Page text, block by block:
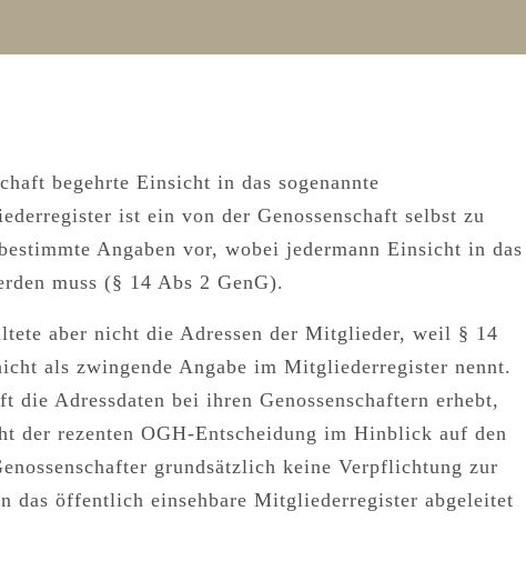
begehrte Einsicht in das sogenannte
ist ein von der Genossenschaft selbst zu
Angaben vor, wobei jedermann Einsicht in das
muss (§ 14 Abs 2 GenG).
aber nicht die Adressen der Mitglieder, weil § 14
als zwingende Angabe im Mitgliederregister nennt.
die Adressdaten bei ihren Genossenschaftern erhebt,
der rezenten OGH-Entscheidung im Hinblick auf den
grundsätzlich keine Verpflichtung zur
das öffentlich einsehbare Mitgliederregister abgeleitet